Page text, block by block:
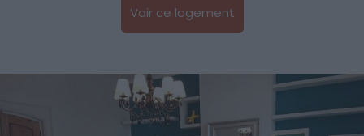
Voir ce logement